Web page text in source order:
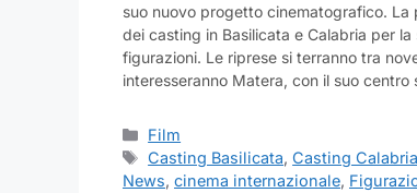
suo nuovo progetto cinematografico. La
dei casting in Basilicata e Calabria per
figurazioni. Le riprese si terranno tra
interesseranno Matera, con il suo centro
Categorie
Film
Tag
Casting Basilicata,Casting Calabria
News, cinema internazionale,